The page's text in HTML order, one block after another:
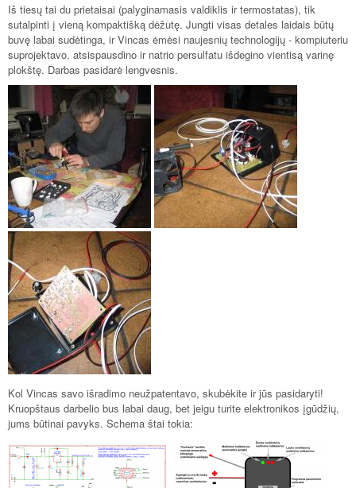
Iš tiesų tai du prietaisai (palyginamasis valdiklis ir termostatas), tik
sutalpinti į vieną kompaktišką dėžutę. Jungti visas detales laidais būtų
buvę labai sudėtinga, ir Vincas ėmėsi naujesnių technologijų - kompiuteriu
suprojektavo, atsispausdino ir natrio persulfatu išdegino vientisą varinę
plokštę. Darbas pasidarė lengvesnis.
Kol Vincas savo išradimo neužpatentavo, skubėkite ir jūs pasidaryti!
Kruopštaus darbelio bus labai daug, bet jeigu turite elektronikos įgūdžių,
jums būtinai pavyks. Schema štai tokia: